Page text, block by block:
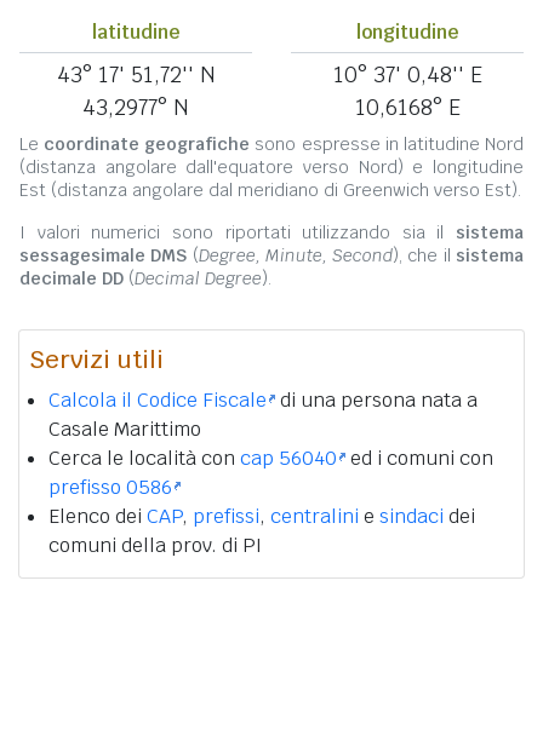
latitudine
43° 17' 51,72'' N
43,2977° N
longitudine
10° 37' 0,48'' E
10,6168° E
Le coordinate geografiche sono espresse in latitudine Nord
(distanza angolare dall'equatore verso Nord) e longitudine
Est (distanza angolare dal meridiano di Greenwich verso Est).
I valori numerici sono riportati utilizzando sia il sistema
sessagesimale DMS (Degree, Minute, Second), che il sistema
decimale DD (Decimal Degree).
Servizi utili
Calcola il Codice Fiscale di una persona nata a
Casale Marittimo
Cerca le località con cap 56040 ed i comuni con
prefisso 0586
Elenco dei CAP, prefissi, centralini e sindaci dei
comuni della prov. di PI